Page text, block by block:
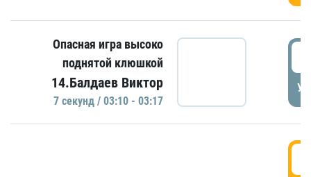
Опасная игра высоко
поднятой клюшкой
14.Балдаев Виктор
7 секунд / 03:10 - 03:17